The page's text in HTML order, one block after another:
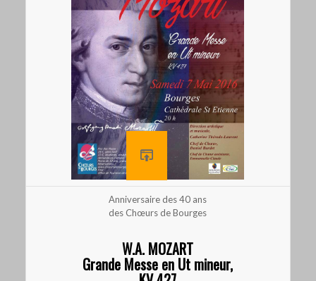
Anniversaire des 40 ans
des Chœurs de Bourges
W.A. MOZART
Grande Messe en Ut mineur,